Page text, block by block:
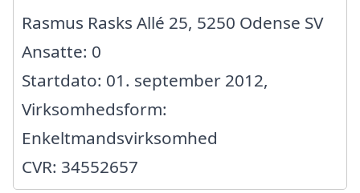
Rasmus Rasks Allé 25, 5250 Odense SV
Ansatte: 0
Startdato: 01. september 2012,
Virksomhedsform:
Enkeltmandsvirksomhed
CVR: 34552657